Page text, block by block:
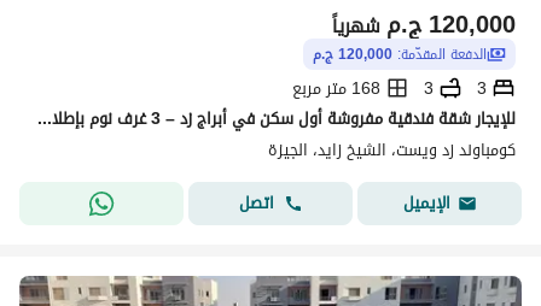
ج.م120,000 شهرياً
الدفعة المقدّمة: 120,000 ج.م
3
3
168 متر مربع
للإيجار شقة فندقية مفروشة أول سكن في أبراج زد – 3 غرف نوم بإطلالة بانورامية مباشرة على زد بارك بالدور الخامس عشر تشطيب فاخر وموقع مميز في قلب الشيخ
كومباوند زد ويست، الشيخ زايد، الجيزة
الإيميل
اتصل